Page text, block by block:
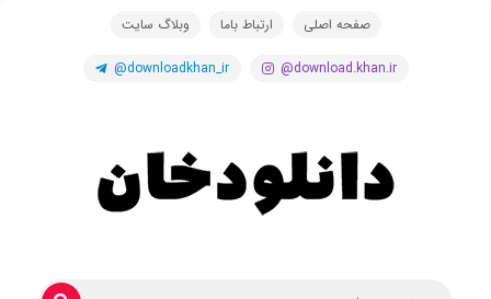
صفحه اصلی ارتباط باما وبلاگ سایت
@download.khan.ir
@downloadkhan_ir